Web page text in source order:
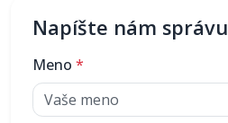
Napíšte nám správu
Meno *